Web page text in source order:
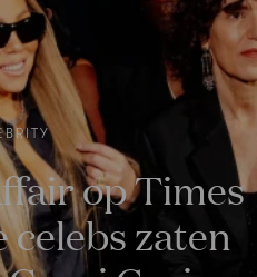
op Times
celebs zaten